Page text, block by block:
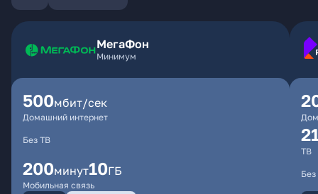
МегаФон
Минимум
500мбит/сек
Домашний интернет
Без ТВ
200минут10ГБ
Мобильная связь
ТВ